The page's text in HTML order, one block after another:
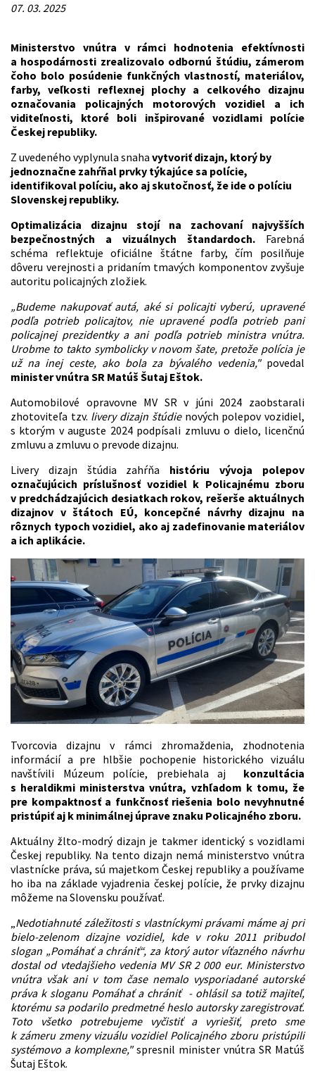
07. 03. 2025
Ministerstvo vnútra v rámci hodnotenia efektívnosti
a hospodárnosti zrealizovalo odbornú štúdiu, zámerom
čoho bolo posúdenie funkčných vlastností, materiálov,
farby, veľkosti reflexnej plochy a celkového dizajnu
označovania policajných motorových vozidiel a ich
viditeľnosti, ktoré boli inšpirované vozidlami polície
Českej republiky.
Z uvedeného vyplynula snaha vytvoriť dizajn, ktorý by
jednoznačne zahŕňal prvky týkajúce sa polície,
identifikoval políciu, ako aj skutočnosť, že ide o políciu
Slovenskej republiky.
Optimalizácia dizajnu stojí na zachovaní najvyšších
bezpečnostných a vizuálnych štandardoch. Farebná
schéma reflektuje oficiálne štátne farby, čím posilňuje
dôveru verejnosti a pridaním tmavých komponentov zvyšuje
autoritu policajných zložiek.
„Budeme nakupovať autá, aké si policajti vyberú, upravené
podľa potrieb policajtov, nie upravené podľa potrieb pani
policajnej prezidentky a ani podľa potrieb ministra vnútra.
Urobme to takto symbolicky v novom šate, pretože polícia je
už na inej ceste, ako bola za bývalého vedenia," povedal
minister vnútra SR Matúš Šutaj Eštok.
Automobilové opravovne MV SR v júni 2024 zaobstarali
zhotoviteľa tzv. livery dizajn štúdienových polepov vozidiel,
s ktorým v auguste 2024 podpísali zmluvu o dielo, licenčnú
zmluvu a zmluvu o prevode dizajnu.
Livery dizajn štúdia zahŕňa históriu vývoja polepov
označujúcich príslušnosť vozidiel k Policajnému zboru
v predchádzajúcich desiatkach rokov, rešerše aktuálnych
dizajnov v štátoch EÚ, koncepčné návrhy dizajnu na
rôznych typoch vozidiel, ako aj zadefinovanie materiálov
a ich aplikácie.
Tvorcovia dizajnu v rámci zhromaždenia, zhodnotenia
informácií a pre hlbšie pochopenie historického vizuálu
navštívili Múzeum polície, prebiehala aj konzultácia
s heraldikmi ministerstva vnútra, vzhľadom k tomu, že
pre kompaktnosť a funkčnosť riešenia bolo nevyhnutné
pristúpiť aj k minimálnej úprave znaku Policajného zboru.
Aktuálny žlto-modrý dizajn je takmer identický s vozidlami
Českej republiky. Na tento dizajn nemá ministerstvo vnútra
vlastnícke práva, sú majetkom Českej republiky a používame
ho iba na základe vyjadrenia českej polície, že prvky dizajnu
môžeme na Slovensku používať.
„Nedotiahnuté záležitosti s vlastníckymi právami máme aj pri
bielo-zelenom dizajne vozidiel, kde v roku 2011 pribudol
slogan „Pomáhať a chrániť“, za ktorý autor víťazného návrhu
dostal od vtedajšieho vedenia MV SR 2 000 eur. Ministerstvo
vnútra však ani v tom čase nemalo vysporiadané autorské
práva k sloganu Pomáhať a chrániť - ohlásil sa totiž majiteľ,
ktorému sa podarilo predmetné heslo autorsky zaregistrovať.
Toto všetko potrebujeme vyčistiť a vyriešiť, preto sme
k zámeru zmeny vizuálu vozidiel Policajného zboru pristúpili
systémovo a komplexne,"spresnil minister vnútra SR Matúš
Šutaj Eštok.